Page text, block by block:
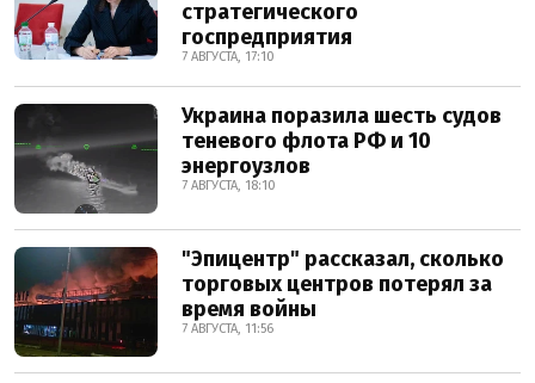
стратегического
госпредприятия
7 АВГУСТА, 17:10
Украина поразила шесть судов
теневого флота РФ и 10
энергоузлов
7 АВГУСТА, 18:10
"Эпицентр" рассказал, сколько
торговых центров потерял за
время войны
7 АВГУСТА, 11:56